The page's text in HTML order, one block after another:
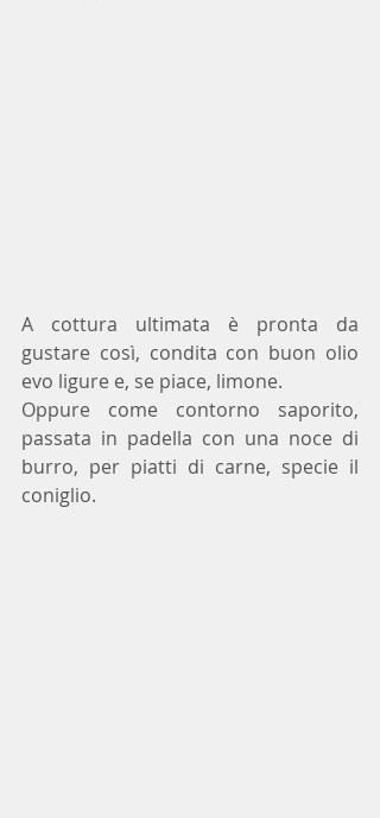
A cottura ultimata è pronta da
gustare così, condita con buon olio
evo ligure e, se piace, limone.
Oppure come contorno saporito,
passata in padella con una noce di
burro, per piatti di carne, specie il
coniglio.